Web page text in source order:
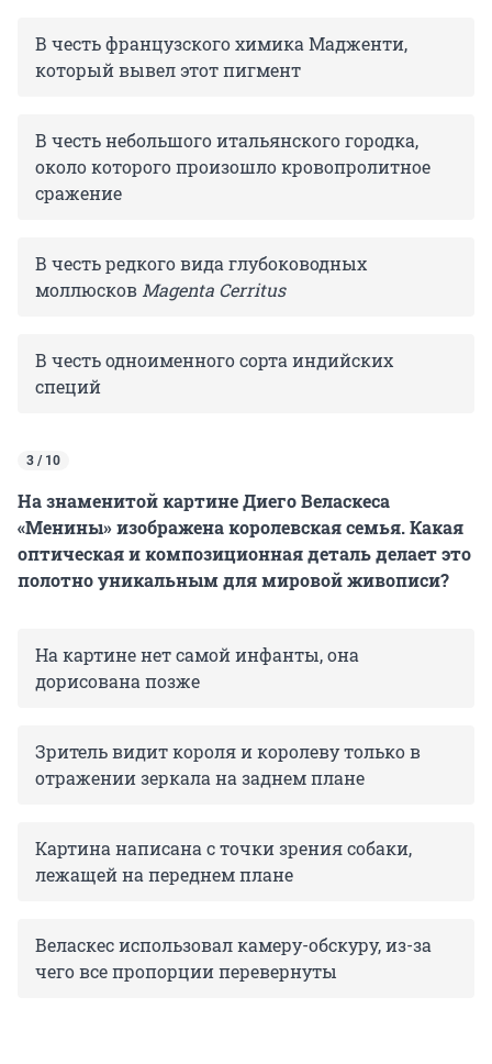
В честь французского химика Мадженти,
который вывел этот пигмент
В честь небольшого итальянского городка,
около которого произошло кровопролитное
сражение
В честь редкого вида глубоководных
моллюсковMagenta Cerritus
В честь одноименного сорта индийских
специй
3 / 10
На знаменитой картине Диего Веласкеса
«Менины» изображена королевская семья. Какая
оптическая и композиционная деталь делает это
полотно уникальным для мировой живописи?
На картине нет самой инфанты, она
дорисована позже
Зритель видит короля и королеву только в
отражении зеркала на заднем плане
Картина написана с точки зрения собаки,
лежащей на переднем плане
Веласкес использовал камеру-обскуру, из-за
чего все пропорции перевернуты